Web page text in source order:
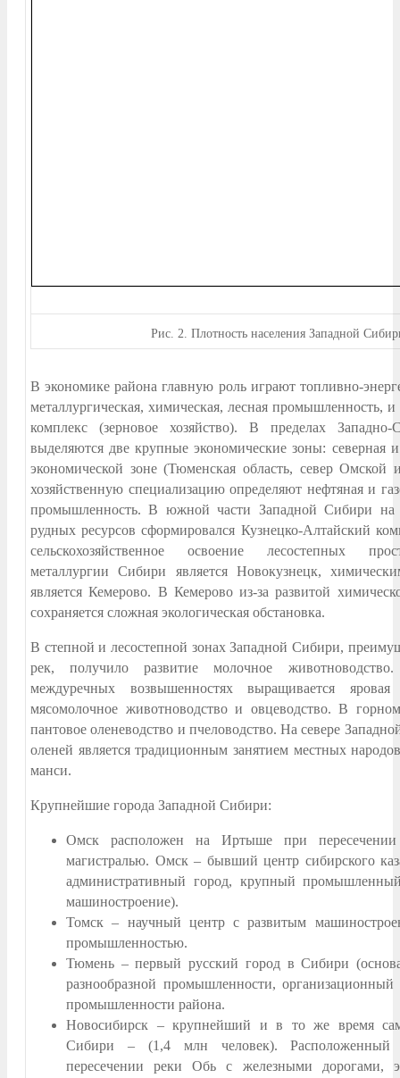
Рис. 2. Плотность населения Западной
В экономике района главную роль играют топливно-
металлургическая, химическая, лесная промышленность,
комплекс (зерновое хозяйство). В пределах Западно-
выделяются две крупные экономические зоны: северная
экономической зоне (Тюменская область, север Омской
хозяйственную специализацию определяют нефтяная и
промышленность. В южной части Западной Сибири на
рудных ресурсов сформировался Кузнецко-Алтайский
сельскохозяйственное освоение лесостепных
металлургии Сибири является Новокузнецк,
является Кемерово. В Кемерово из-за развитой
сохраняется сложная экологическая обстановка.
В степной и лесостепной зонах Западной Сибири,
рек, получило развитие молочное
междуречных возвышенностях выращивается
мясомолочное животноводство и овцеводство. В
пантовое оленеводство и пчеловодство. На севере
оленей является традиционным занятием местных
манси.
Крупнейшие города Западной Сибири:
Омск расположен на Иртыше при пересечении
магистралью. Омск – бывший центр сибирского
административный город, крупный
машиностроение).
Томск – научный центр с развитым
промышленностью.
Тюмень – первый русский город в Сибири
разнообразной промышленности, организационный
промышленности района.
Новосибирск – крупнейший и в то же время
Сибири – (1,4 млн человек). Расположенный
пересечении реки Обь с железными дорогами,